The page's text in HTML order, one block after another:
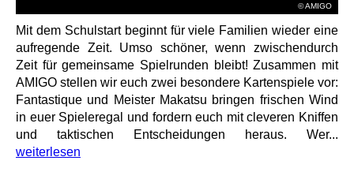
© AMIGO
Mit dem Schulstart beginnt für viele Familien wieder eine
aufregende Zeit. Umso schöner, wenn zwischendurch
Zeit für gemeinsame Spielrunden bleibt! Zusammen mit
AMIGO stellen wir euch zwei besondere Kartenspiele vor:
Fantastique und Meister Makatsu bringen frischen Wind
in euer Spieleregal und fordern euch mit cleveren Kniffen
und taktischen Entscheidungen heraus. Wer...
weiterlesen